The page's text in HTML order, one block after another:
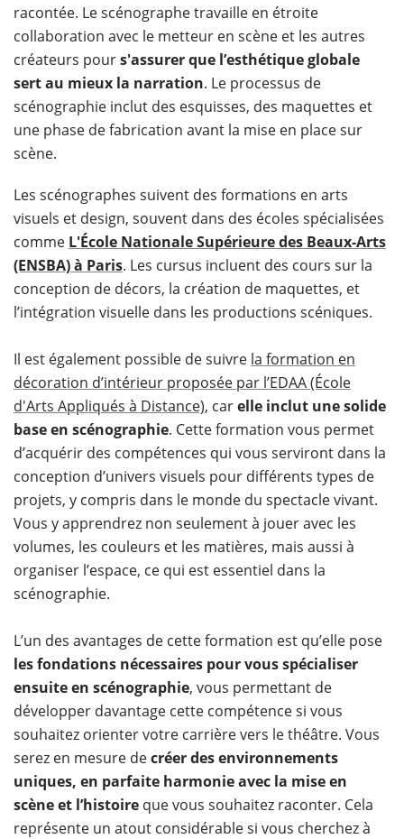
racontée. Le scénographe travaille en étroite
collaboration avec le metteur en scène et les autres
créateurs pours'assurer que l’esthétique globale
sert au mieux la narration. Le processus de
scénographie inclut des esquisses, des maquettes et
une phase de fabrication avant la mise en place sur
scène.
Les scénographes suivent des formations en arts
visuels et design, souvent dans des écoles spécialisées
comme L'École Nationale Supérieure des Beaux-Arts
(ENSBA) à Paris. Les cursus incluent des cours sur la
conception de décors, la création de maquettes, et
l’intégration visuelle dans les productions scéniques.
Il est également possible de suivre la formation en
décoration d’intérieur proposée par l’EDAA (École
d'Arts Appliqués à Distance), carelle inclut une solide
base en scénographie. Cette formation vous permet
d’acquérir des compétences qui vous serviront dans la
conception d’univers visuels pour différents types de
projets, y compris dans le monde du spectacle vivant.
Vous y apprendrez non seulement à jouer avec les
volumes, les couleurs et les matières, mais aussi à
organiser l’espace, ce qui est essentiel dans la
scénographie.
L’un des avantages de cette formation est qu’elle pose
les fondations nécessaires pour vous spécialiser
ensuite en scénographie, vous permettant de
développer davantage cette compétence si vous
souhaitez orienter votre carrière vers le théâtre. Vous
serez en mesure decréer des environnements
uniques, en parfaite harmonie avec la mise en
scène et l’histoire que vous souhaitez raconter. Cela
représente un atout considérable si vous cherchez à